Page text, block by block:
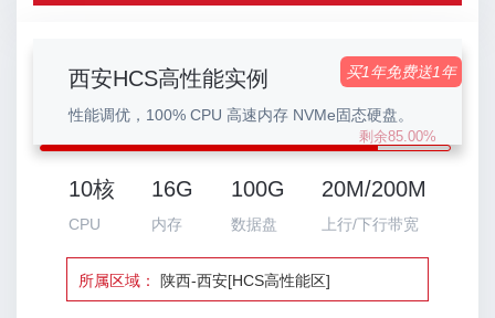
西安HCS高性能实例
性能调优，100% CPU 高速内存 NVMe固态硬盘。
买1年免费送1年
剩余85.00%
10核
CPU
16G
内存
100G
数据盘
20M/200M
上行/下行带宽
所属区域： 陕西-西安[HCS高性能区]